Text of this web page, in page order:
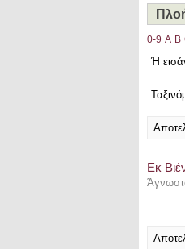
0-9 A B
Ή
Εκ